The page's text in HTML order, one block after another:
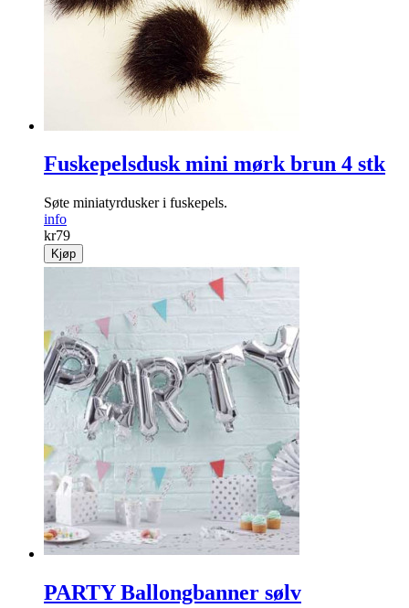
Fuskepelsdusk mini mørk brun 4 stk
Søte miniatyrdusker i fuskepels.
info
kr79
Kjøp
PARTY Ballongbanner sølv